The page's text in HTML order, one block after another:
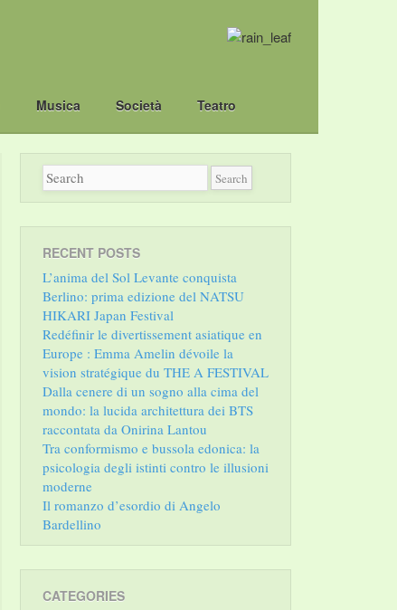
Musica Società Teatro
RECENT POSTS
L’anima del Sol Levante conquista
Berlino: prima edizione del NATSU
HIKARI Japan Festival
Redéfinir le divertissement asiatique en
Europe : Emma Amelin dévoile la
vision stratégique du THE A FESTIVAL
Dalla cenere di un sogno alla cima del
mondo: la lucida architettura dei BTS
raccontata da Onirina Lantou
Tra conformismo e bussola edonica: la
psicologia degli istinti contro le illusioni
moderne
Il romanzo d’esordio di Angelo
Bardellino
CATEGORIES